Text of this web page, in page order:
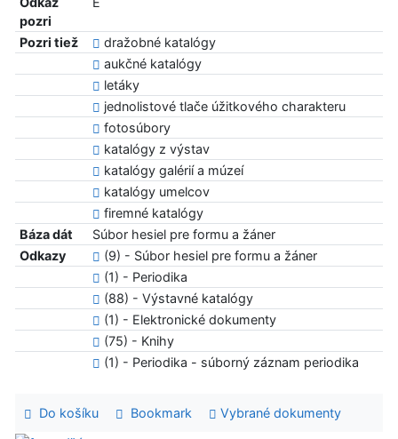
pozri
Pozri tiež
dražobné katalógy
aukčné katalógy
letáky
jednolistové tlače úžitkového charakteru
fotosúbory
katalógy z výstav
katalógy galérií a múzeí
katalógy umelcov
firemné katalógy
Báza dát
Súbor hesiel pre formu a žáner
Odkazy
(9) - Súbor hesiel pre formu a žáner
(1) - Periodika
(88) - Výstavné katalógy
(1) - Elektronické dokumenty
(75) - Knihy
(1) - Periodika - súborný záznam periodika
Do košíku Bookmark Vybrané dokumenty